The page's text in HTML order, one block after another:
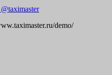
demo/